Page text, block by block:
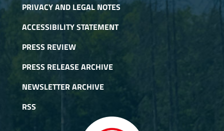
PRIVACY AND LEGAL NOTES
ACCESSIBILITY STATEMENT
PRESS REVIEW
PRESS RELEASE ARCHIVE
NEWSLETTER ARCHIVE
RSS